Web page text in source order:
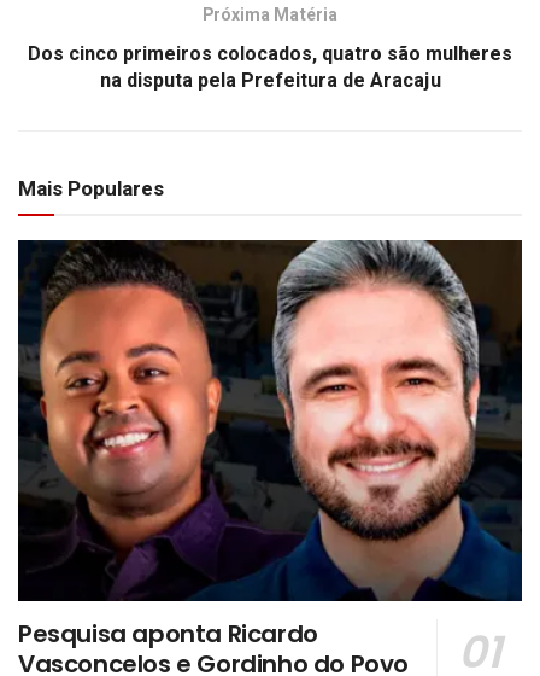
Próxima Matéria
Dos cinco primeiros colocados, quatro são mulheres
na disputa pela Prefeitura de Aracaju
Mais Populares
Pesquisa aponta Ricardo
Vasconcelos e Gordinho do Povo